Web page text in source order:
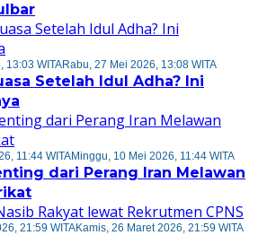
13:03 WITARabu, 27 Mei 2026, 13:08 WITA
Setelah Idul Adha? Ini
11:44 WITAMinggu, 10 Mei 2026, 11:44 WITA
dari Perang Iran Melawan
21:59 WITAKamis, 26 Maret 2026, 21:59 WITA